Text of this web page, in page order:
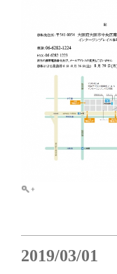
2019/03/01